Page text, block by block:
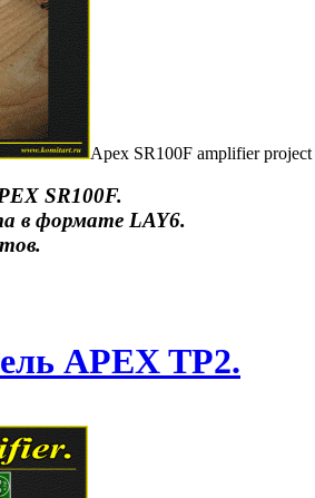
Apex SR100F amplifier project
SR100F.
в формате LAY6.
APEX TP2.